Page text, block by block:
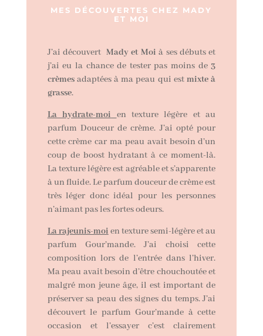
MES DÉCOUVERTES CHEZ MADY
ET MOI
J’ai découvert Mady et Moi à ses débuts et
j’ai eu la chance de tester pas moins de3
crèmesadaptées à ma peau qui estmixte à
grasse.
La hydrate-moi
en texture légère et au
parfum Douceur de crème. J’ai opté pour
cette crème car ma peau avait besoin d’un
coup de boost hydratant à ce moment-là.
La texture légère est agréable et s’apparente
à un fluide. Le parfum douceur de crème est
très léger donc idéal pour les personnes
n’aimant pas les fortes odeurs.
La rajeunis-moi en texture semi-légère et au
parfum Gour’mande. J’ai choisi cette
composition lors de l’entrée dans l’hiver.
Ma peau avait besoin d’être chouchoutée et
malgré mon jeune âge, il est important de
préserver sa peau des signes du temps. J’ai
découvert le parfum Gour’mande à cette
occasion et l’essayer c’est clairement